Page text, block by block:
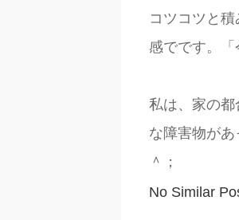
コツコツと
感でです。
私は、家の
な障害物が
＾；
No Similar